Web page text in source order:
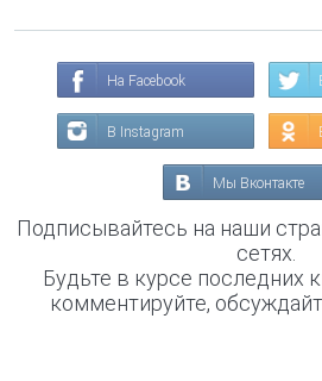
На Facebook
В Instagram
Мы Вконтакте
Подписывайтесь на наши
сетях.
Будьте в курсе последних
комментируйте,